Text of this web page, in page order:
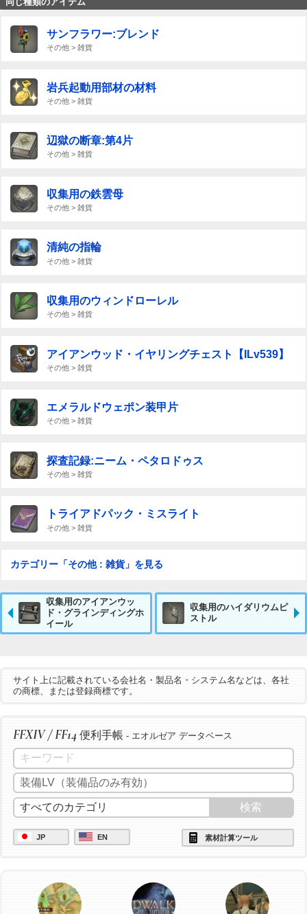
サンフラワー:ブレンド
その他 > 雑貨
岩兵起動用部材の材料
その他 > 雑貨
辺獄の断章:第4片
その他 > 雑貨
収集用の鉄雲母
その他 > 雑貨
清純の指輪
その他 > 雑貨
収集用のウィンドローレル
その他 > 雑貨
アイアンウッド・イヤリングチェスト【ILv539】
その他 > 雑貨
エメラルドウェポン装甲片
その他 > 雑貨
探査記録:ニーム・ペタロドゥス
その他 > 雑貨
トライアドパック・ミスライト
その他 > 雑貨
カテゴリー「その他 : 雑貨」を見る
収集用のアイアンウッ
ド・グラインディングホ
イール
収集用のハイダリウムピ
ストル
サイト上に記載されている会社名・製品名・システム名などは、各社
の商標、または登録商標です。
FFXIV / FF14 便利手帳 - エオルゼア データベース
JP EN 素材計算ツール